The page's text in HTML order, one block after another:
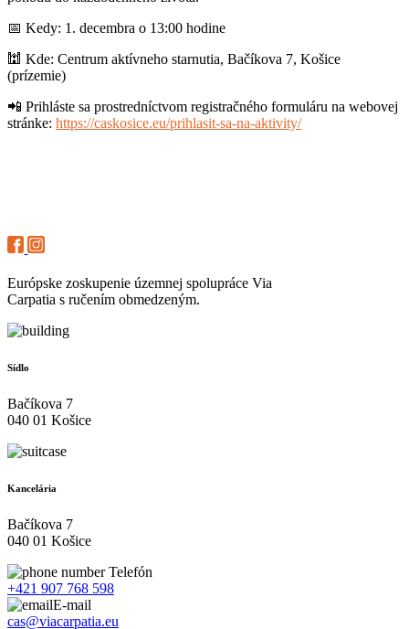
📅 Kedy: 1. decembra o 13:00 hodine
🕍 Kde: Centrum aktívneho starnutia, Bačíkova 7, Košice
(prízemie)
📲 Prihláste sa prostredníctvom registračného formuláru na webovej
stránke: https://caskosice.eu/prihlasit-sa-na-aktivity/
Európske zoskupenie územnej spolupráce Via
Carpatia s ručením obmedzeným.
Sídlo
Bačíkova 7
040 01 Košice
Kancelária
Bačíkova 7
040 01 Košice
Telefón
+421 907 768 598
E-mail
cas@viacarpatia.eu